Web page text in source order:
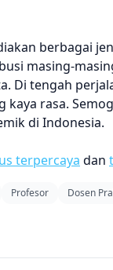
berbagai
masing-
Di tengah
kaya rasa.
di Indonesia.
terpercaya dan
Profesor Dosen